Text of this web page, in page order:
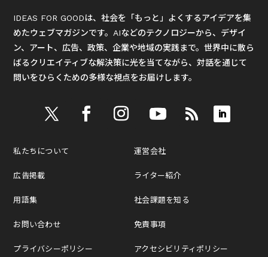
IDEAS FOR GOODは、社会を「もっと」よくするアイデアを集
めたウェブマガジンです。AIなどのテクノロジーから、デザイ
ン、アート、広告、政策、企業や地域の実践まで。世界中に散ら
ばるクリエイティブな解決策に光を当てながら、対話を通じて
問いをひらくための多様な視点をお届けします。
私たちについて
広告掲載
用語集
お問い合わせ
プライバシーポリシー
運営会社
ライター紹介
社会課題を知る
免責事項
アクセシビリティポリシー